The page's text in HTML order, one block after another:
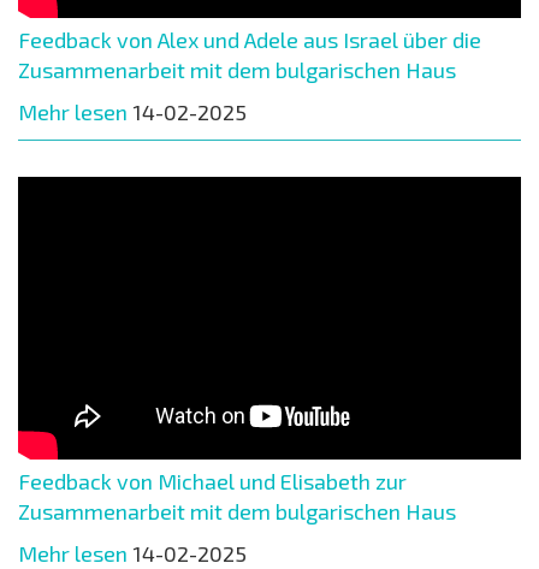
Feedback von Alex und Adele aus Israel über die
Zusammenarbeit mit dem bulgarischen Haus
Mehr lesen 14-02-2025
Feedback von Michael und Elisabeth zur
Zusammenarbeit mit dem bulgarischen Haus
Mehr lesen 14-02-2025